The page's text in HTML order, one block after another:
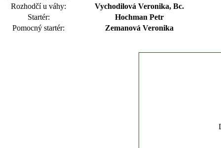
Rozhodčí u váhy:
Vychodilová Veronika, Bc.
Startér:
Hochman Petr
Pomocný startér:
Zemanová Veronika